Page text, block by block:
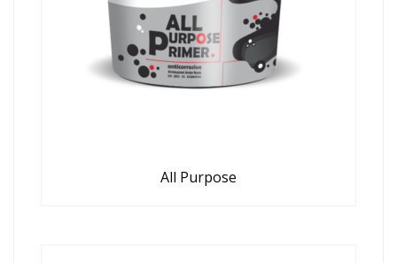
All Purpose